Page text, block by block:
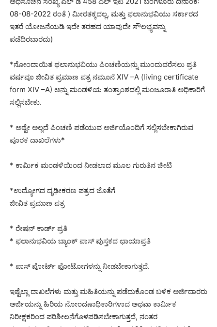
08-08-2022 ರಂತೆ ) ಮೀರತಕ್ಕದಲ್ಲ, ಮತ್ತು ಫಲಾನುಭವಿಯು ಸರ್ಕಾರದ
ಇತರೆ ಯೋಜನೆಯಡಿ ಇದೇ ತರಹದ ಯಾವುದೇ ಸೌಲಭ್ಯವನ್ನು
ಪಡೆದಿರಬಾರದು)
*ನೋಂದಾಯಿತ ಫಲಾನುಭವಿಯು ಪಿಂಚಣಿಯನ್ನು ಮುಂದುವರೆಸಲು ಪ್ರತಿ
ವರ್ಷವೂ ಜೀವಿತ ಪ್ರಮಾಣ ಪತ್ರ ನಮೂನೆ XIV –A (living certificate
form XIV –A) ಅನ್ನು ಮಂಡಳಿಯ ತಂತ್ರಾಂಶದಲ್ಲಿ ಮಂಜೂರಾತಿ ಅಧಿಕಾರಿಗೆ
ಸಲ್ಲಿಸಬೇಕು.
* ಅಷ್ಟೇ ಅಲ್ಲದೆ ಪಿಂಚಣಿ ಪಡೆಯುವ ಅರ್ಜಿಯೊಂದಿಗೆ ಸಲ್ಲಿಸಬೇಕಾಗಿರುವ
ಪೂರಕ ದಾಖಲೆಗಳು*
* ಕಾರ್ಮಿಕ ಮಂಡಳಿಯಿಂದ ನೀಡಲಾದ ಮೂಲ ಗುರುತಿನ ಚೀಟಿ
*ಉದ್ಯೋಗದ ದೃಢೀಕರಣ ಪತ್ರದ ಜೊತೆಗೆ
ಜೀವಿತ ಪ್ರಮಾಣ ಪತ್ರ
* ರೇಷನ್ ಕಾರ್ಡ್ ಪ್ರತಿ
* ಫಲಾನುಭವಿಯ ಬ್ಯಾಂಕ್ ಪಾಸ್ ಪುಸ್ತಕದ ಛಾಯಾಪ್ರತಿ
* ಪಾಸ್ ಪೋರ್ಟ್ ಫೋಟೋಗಳನ್ನು ನೀಡಬೇಕಾಗುತ್ತದೆ.
ಇಷ್ಟೆಲ್ಲಾ ದಾಖಲೆಗಳು ಮತ್ತು ಮಹಿತಿಯನ್ನು ಪಡೆದುಕೊಂಡ ಬಳಿಕ ಅರ್ಜಿದಾರರು
ಅರ್ಜಿಯನ್ನು ಹಿರಿಯ ನೋಂದಣಾಧಿಕಾರಿಗಳಾದ ಅಥವಾ ಕಾರ್ಮಿಕ
ನಿರೀಕ್ಷಕರಿಂದ ಪರಿಶೀಲನೆಗೊಳಪಡಿಸಬೇಕಾಗುತ್ತದೆ, ನಂತರ